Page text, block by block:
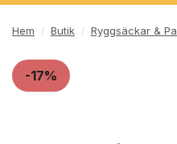
Hem / Butik / Ryggsäckar &
-17%